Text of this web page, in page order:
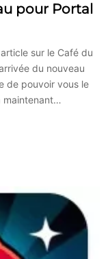
pour Portal
sur le Café du
du nouveau
de pouvoir vous le
maintenant…